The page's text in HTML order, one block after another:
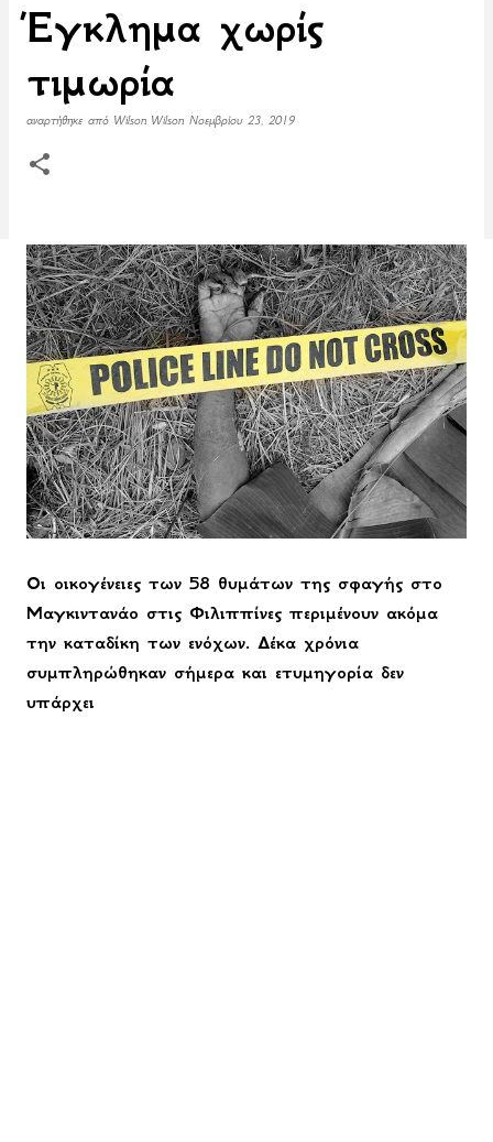
Έγκλημα χωρίς
τιμωρία
αναρτήθηκε από Wilson Wilson Νοεμβρίου 23, 2019
Oι οικογένειες των 58 θυμάτων της σφαγής στο
Μαγκιντανάο στις Φιλιππίνες περιμένουν ακόμα
την καταδίκη των ενόχων. Δέκα χρόνια
συμπληρώθηκαν σήμερα και ετυμηγορία δεν
υπάρχει